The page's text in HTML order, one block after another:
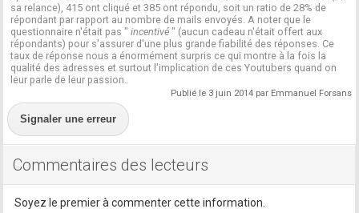
sa relance), 415 ont cliqué et 385 ont répondu, soit un ratio de 28% de
répondant par rapport au nombre de mails envoyés. A noter que le
questionnaire n'était pas " incentivé " (aucun cadeau n'était offert aux
répondants) pour s'assurer d'une plus grande fiabilité des réponses. Ce
taux de réponse nous a énormément surpris ce qui montre à la fois la
qualité des adresses et surtout l'implication de ces Youtubers quand on
leur parle de leur passion.
Publié le 3 juin 2014 par Emmanuel Forsans
Signaler une erreur
Commentaires des lecteurs
Soyez le premier à commenter cette information.